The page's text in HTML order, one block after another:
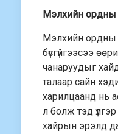
Мэлхийн ордны
Мэлхийн ордны
бүсгүйгээсээ
чанаруудыг
талаар сайн
харилцаанд нь
л болж тэд
хайрын эрэлд